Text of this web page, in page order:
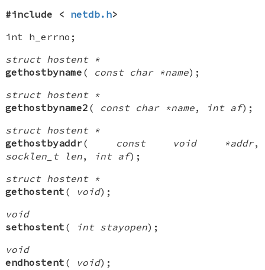
#include < netdb.h>
int h_errno ;
struct hostent *
gethostbyname ( const char *name);
struct hostent *
gethostbyname2 ( const char *name, int af);
struct hostent *
gethostbyaddr( const void *addr,
socklen_t len, int af);
struct hostent *
gethostent ( void);
void
sethostent ( int stayopen);
void
endhostent ( void);